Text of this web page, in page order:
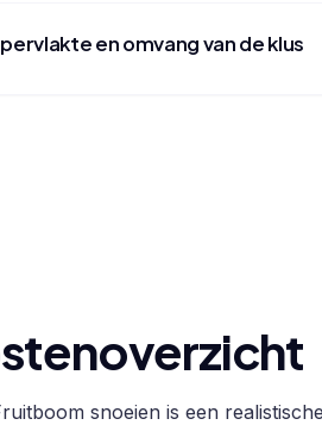
en omvang van de klus
snoeien is een